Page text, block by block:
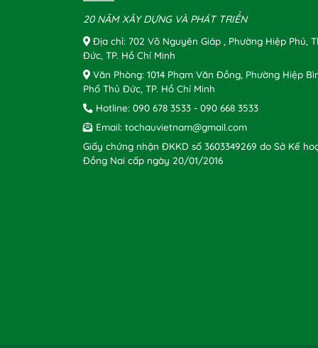
20 NĂM XÂY DỰNG VÀ PHÁT TRIỂN
Địa chỉ: 702 Võ Nguyên Giáp , Phường Hiệp Phú,
Đức, TP. Hồ Chí Minh
Văn Phòng: 1014 Phạm Văn Đồng, Phường Hiệp
Phố Thủ Đức, TP. Hồ Chí Minh
Hotline: 090 678 3533 - 090 668 3533
Email: tochauvietnam@gmail.com
Giấy chứng nhận ĐKKD số 3603349269 do Sở Kế
Đồng Nai cấp ngày 20/01/2016